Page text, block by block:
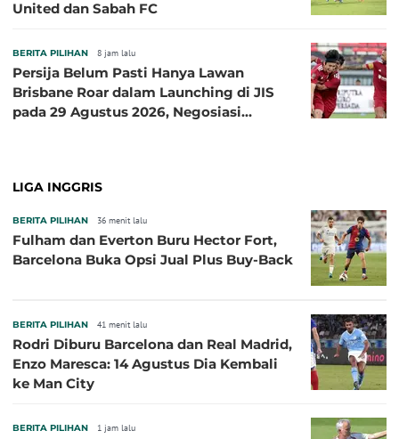
United dan Sabah FC
BERITA PILIHAN 8 jam lalu
Persija Belum Pasti Hanya Lawan
Brisbane Roar dalam Launching di JIS
pada 29 Agustus 2026, Negosiasi
LIGA INGGRIS
BERITA PILIHAN 36 menit lalu
Fulham dan Everton Buru Hector Fort,
Barcelona Buka Opsi Jual Plus Buy-Back
BERITA PILIHAN 41 menit lalu
Rodri Diburu Barcelona dan Real Madrid,
Enzo Maresca: 14 Agustus Dia Kembali
ke Man City
BERITA PILIHAN 1 jam lalu